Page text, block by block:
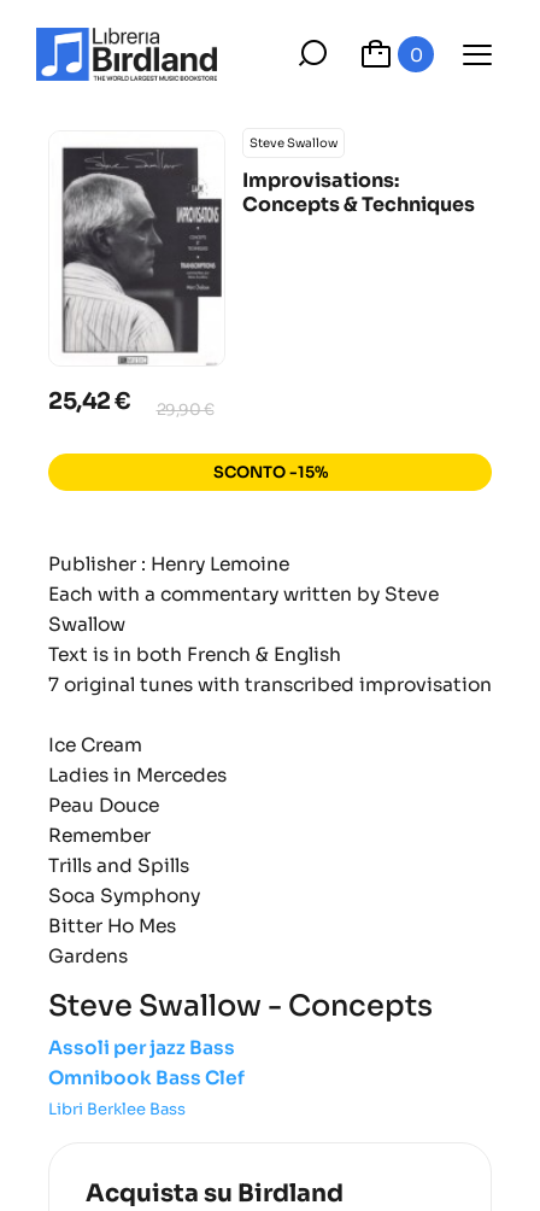
0
Steve Swallow
Improvisations:
Concepts & Techniques
25,42 € 29,90 €
SCONTO -15%
Publisher : Henry Lemoine
Each with a commentary written by Steve
Swallow
Text is in both French & English
7 original tunes with transcribed improvisation
Ice Cream
Ladies in Mercedes
Peau Douce
Remember
Trills and Spills
Soca Symphony
Bitter Ho Mes
Gardens
Steve Swallow - Concepts
Assoli per jazz Bass
Omnibook Bass Clef
Libri Berklee Bass
Acquista su Birdland